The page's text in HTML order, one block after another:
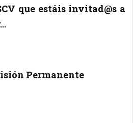
que estáis invitad@s a
Permanente